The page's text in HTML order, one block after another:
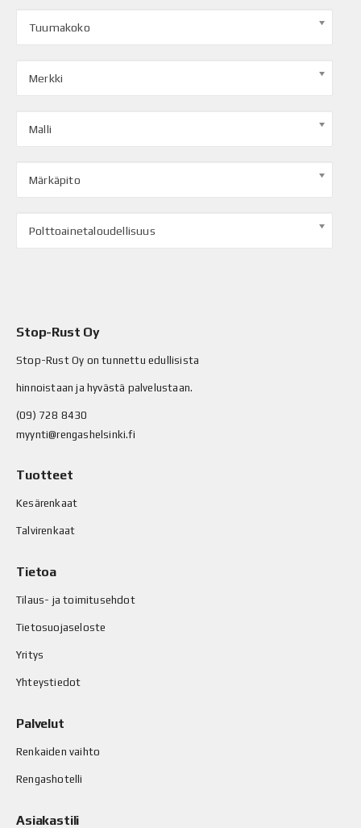
Tuumakoko
Merkki
Malli
Märkäpito
Polttoainetaloudellisuus
Stop-Rust Oy
Stop-Rust Oy on tunnettu edullisista
hinnoistaan ja hyvästä palvelustaan.
(09) 728 8430
myynti@rengashelsinki.fi
Tuotteet
Kesärenkaat
Talvirenkaat
Tietoa
Tilaus- ja toimitusehdot
Tietosuojaseloste
Yritys
Yhteystiedot
Palvelut
Renkaiden vaihto
Rengashotelli
Asiakastili